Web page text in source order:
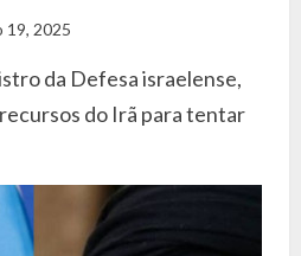
19, 2025
da Defesa israelense,
do Irã para tentar